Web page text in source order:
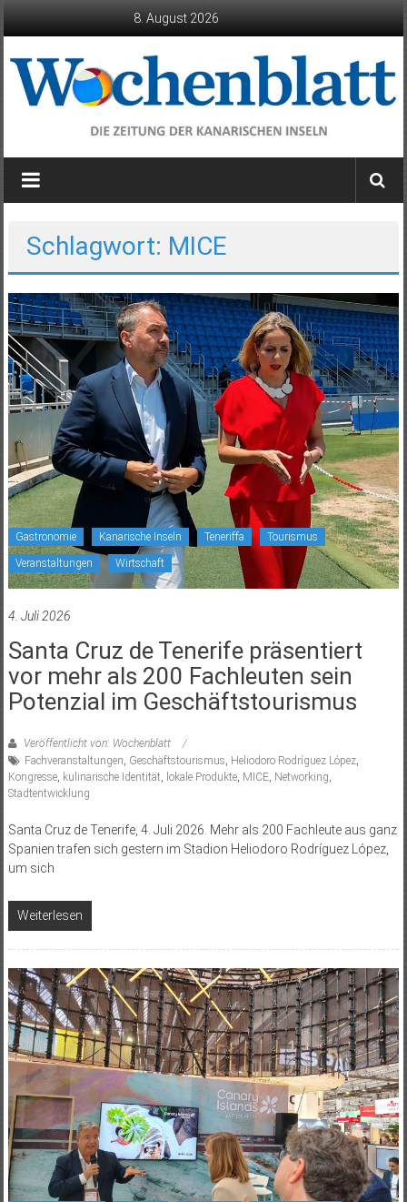
8. August 2026
Wochenblatt
die
Kanarischen
Inseln
Schlagwort: MICE
Gastronomie Kanarische Inseln Teneriffa Tourismus
Veranstaltungen Wirtschaft
4. Juli 2026
Santa Cruz de Tenerife präsentiert
vor mehr als 200 Fachleuten sein
Potenzial im Geschäftstourismus
Veröffentlicht von: Wochenblatt
Fachveranstaltungen, Geschäftstourismus, Heliodoro Rodríguez López,
Kongresse, kulinarische Identität, lokale Produkte, MICE, Networking,
Stadtentwicklung
Santa Cruz de Tenerife, 4. Juli 2026. Mehr als 200 Fachleute aus ganz
Spanien trafen sich gestern im Stadion Heliodoro Rodríguez López,
um sich
Weiterlesen